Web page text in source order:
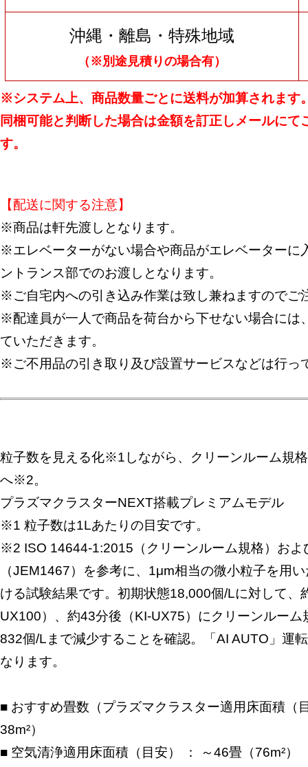
沖縄・離島・特殊地域
（※別途見積りの場合有）
※システム上、商品数量ごとに送料が加算されます
同梱可能と判断した場合は金額を訂正しメールにて
す。
【配送に関する注意】
※商品は軒先渡しとなります。
※エレベーターがない場合や商品がエレベーターに
ントランス部でのお渡しとなります。
※ご自宅内への引き込み作業は致し兼ねますのでご
※配達員が一人で商品を荷台から下せない場合には
ていただきます。
※ご不用品の引き取り及び設置サービスなどは行っ
粒子数を見える化※1しながら、クリーンルーム規
へ※2。
プラズマクラスターNEXT搭載プレミアムモデル
※1 粒子数は1Lあたりの目安です。
※2 ISO 14644-1:2015（クリーンルーム規格）およ
（JEM1467）を参考に、1μm相当の微小粒子を用
ける試験結果です。初期状態18,000個/Lに対して、
UX100）、約43分後（KI-UX75）にクリーンルー
832個/Lまで減少することを確認。「AI AUTO」運
なります。
■ おすすめ畳数（プラズマクラスター適用床面積（
38m²）
■ 空気清浄適用床面積（目安） ： ～46畳（76m²）